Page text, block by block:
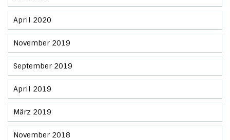
April 2020
November 2019
September 2019
April 2019
März 2019
November 2018